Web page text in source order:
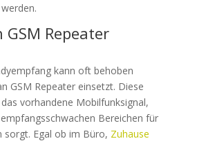
Repeater
kann oft behoben
GSM Repeater einsetzt. Diese
das vorhandene Mobilfunksignal,
Bereichen für
sorgt. Egal ob im Büro, Zuhause